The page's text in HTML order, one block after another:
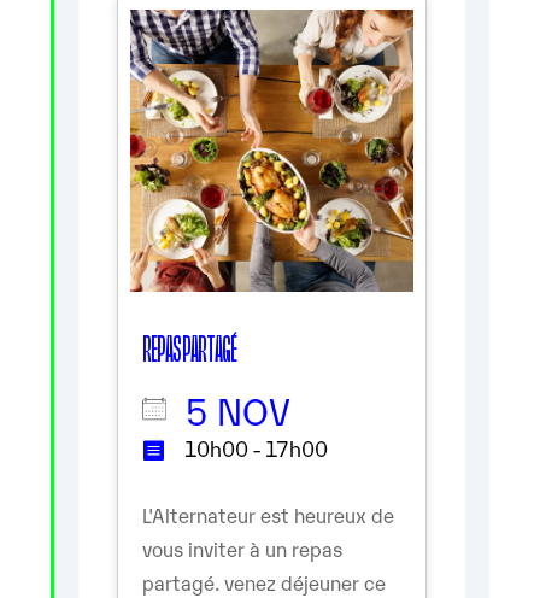
REPAS PARTAGÉ
5 NOV
10h00 - 17h00
L'Alternateur est heureux de
vous inviter à un repas
partagé. venez déjeuner ce